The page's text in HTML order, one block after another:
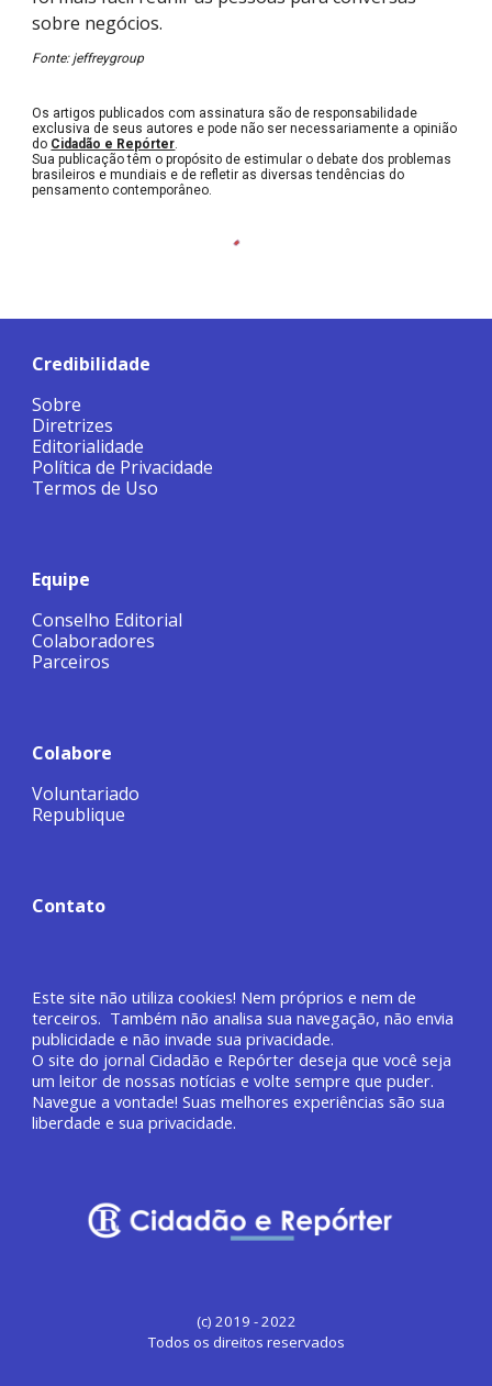
sobre negócios.
Fonte: jeffreygroup
Os artigos publicados com assinatura são de responsabilidade
exclusiva de seus autores e pode não ser necessariamente a opinião
do Cidadão e Repórter.
Sua publicação têm o propósito de estimular o debate dos problemas
brasileiros e mundiais e de refletir as diversas tendências do
pensamento contemporâneo.
Credibilidade
Sobre
Diretrizes
Editorialidade
Política de Privacidade
Termos de Uso
Equipe
Conselho Editorial
Colaboradores
Parceiros
Colabore
Voluntariado
Republique
Contato
Este site não utiliza cookies! Nem próprios e nem de
terceiros. Também não analisa sua navegação, não envia
publicidade e não invade sua privacidade.
O site do jornalCidadão e Repórter deseja que você seja
um leitor de nossas notícias e volte sempre que puder.
Navegue a vontade! Suas melhores experiências são sua
liberdade e sua privacidade.
(c) 2019 - 2022
Todos os direitos reservados